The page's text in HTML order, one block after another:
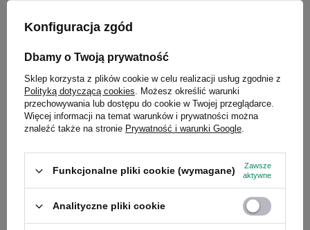
Butelka na wodę Contigo Swish 500ml - Cobalt Blue
Konfiguracja zgód
Dbamy o Twoją prywatność
Sklep korzysta z plików cookie w celu realizacji usług zgodnie z
Polityką dotyczącą cookies. Możesz określić warunki
przechowywania lub dostępu do cookie w Twojej przeglądarce.
Więcej informacji na temat warunków i prywatności można
znaleźć także na stronie Prywatność i warunki Google.
Funkcjonalne pliki cookie (wymagane) Zawsze
aktywne
Analityczne pliki cookie